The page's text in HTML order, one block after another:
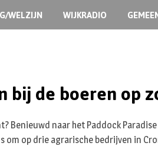
WELZIJN WIJKRADIO
bij de boeren op
naar het Paddock
om op drie agrarische bedrijven in